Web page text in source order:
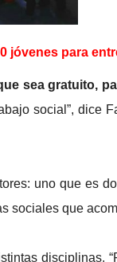
jóvenes para
sea gratuito,
social”, dice
uno que es
sociales que
disciplinas.